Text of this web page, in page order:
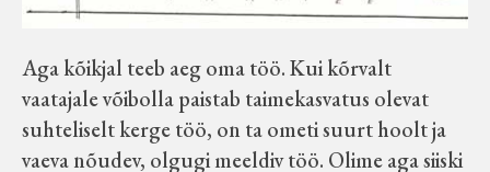
Aga kõikjal teeb aeg oma töö. Kui kõrvalt
vaatajale võibolla paistab taimekasvatus olevat
suhteliselt kerge töö, on ta ometi suurt hoolt ja
vaeva nõudev, olgugi meeldiv töö. Olime aga siiski